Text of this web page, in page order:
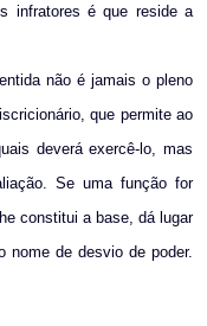
infratores é que reside a
não é jamais o pleno
que permite ao
deverá exercê-lo, mas
Se uma função for
constitui a base, dá lugar
nome de desvio de poder.